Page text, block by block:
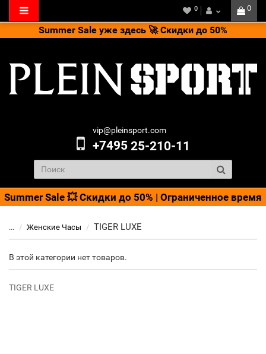
Summer Sale уже здесь 🚀 Скидки до 50%
0
0
vip@pleinsport.com
+749525-210-11
Summer Sale 💥 Скидки до 50% | Ограниченное время
... Женские Часы TIGER LUXE
В этой категории нет товаров.
TIGER LUXE